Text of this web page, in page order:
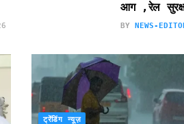
आग ,रेल
BY NEWS-
ट्रेंडिंग न्यूज़